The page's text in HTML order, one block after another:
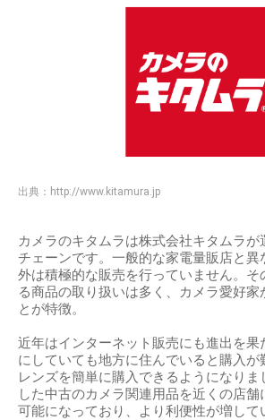
出典： http://www.kitamura.jp
カメラのキタムラは株式会社キタムラ
チェーンです。一般的な家電量販店と異
外は積極的な販売を行っていません。そ
る商品の取り扱いは多く、カメラ愛好家
とが特徴。
近年はインターネット販売にも進出を果
にしていても地方に住んでいると購入
レンズを簡単に購入できるようになりま
した中古のカメラ関連用品を近くの店舗
可能になっており、より利便性が増して